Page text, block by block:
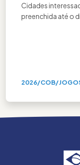
Cidades
preenchida até o
2026/COB/